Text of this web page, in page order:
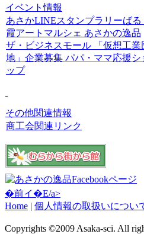
イベント情報
あさかLINEスタンプラリーばる
霞アートマルシェ あさかの逸品
ザ・ビジネスモール
「仮想工業
地」企業募集 パパ・ママ応援シ
ップ
その他関連情報
商工会関連リンク
�前イ�E/a>
Home | 個人情報の取扱いについ
Copyrights ©2009 Asaka-sci. All